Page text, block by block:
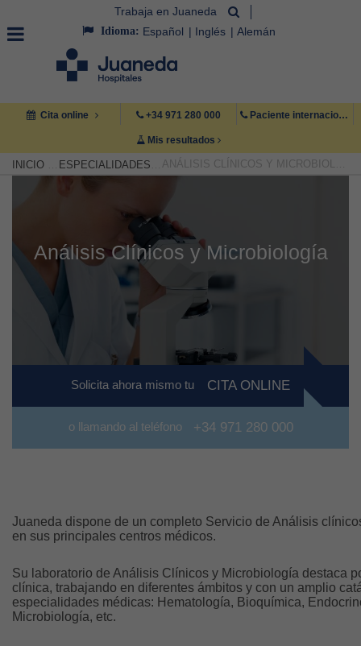
Trabaja en Juaneda
Idioma: Español Inglés Alemán
Cita online +34 971 280 000 Paciente internacional +34 971 222 222
Mis resultados
INICIO ESPECIALIDADES ANÁLISIS CLÍNICOS Y MICROBIOLOGÍA
Análisis Clínicos y Microbiología
Solicita ahora mismo tu CITA ONLINE
o llamando al teléfono +34 971 280 000
Juaneda dispone de un completo Servicio de Análisis
en sus principales centros médicos.
Su laboratorio de Análisis Clínicos y Microbiología destaca
clínica, trabajando en diferentes ámbitos y con un amplio
especialidades médicas: Hematología, Bioquímica,
Microbiología, etc.